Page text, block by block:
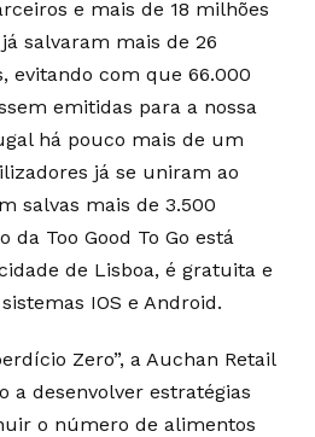
e mais de 18 milhões
salvaram mais de 26
evitando com que 66.000
emitidas para a nossa
há pouco mais de um
já se uniram ao
salvas mais de 3.500
da Too Good To Go está
de Lisboa, é gratuita e
IOS e Android.
Zero”, a Auchan Retail
a desenvolver estratégias
o número de alimentos